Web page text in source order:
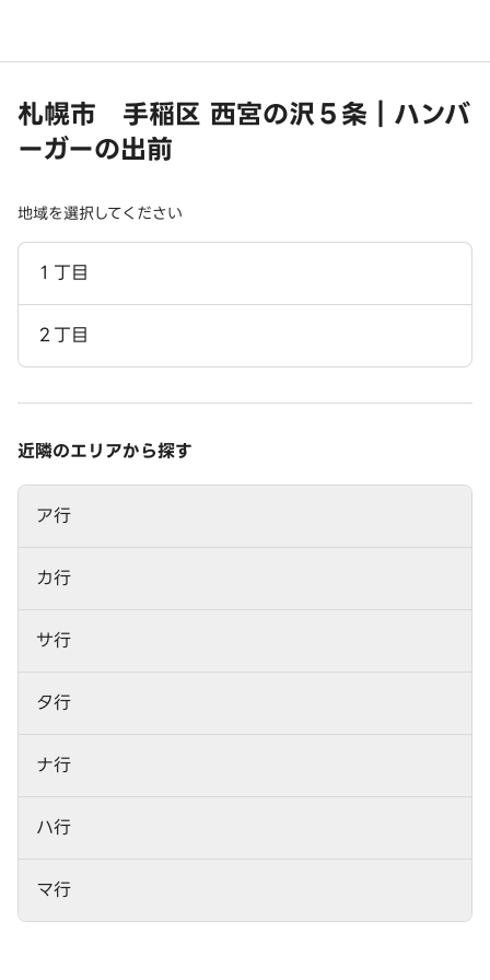
札幌市 手稲区 西宮の沢５条｜ハンバ
ーガーの出前
地域を選択してください
１丁目
２丁目
近隣のエリアから探す
ア行
カ行
サ行
タ行
ナ行
ハ行
マ行